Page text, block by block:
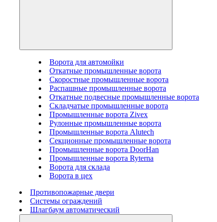
Ворота для автомойки
Откатные промышленные ворота
Скоростные промышленные ворота
Распашные промышленные ворота
Откатные подвесные промышленные ворота
Складчатые промышленные ворота
Промышленные ворота Zivex
Рулонные промышленные ворота
Промышленные ворота Alutech
Секционные промышленные ворота
Промышленные ворота DoorHan
Промышленные ворота Ryterna
Ворота для склада
Ворота в цех
Противопожарные двери
Системы ограждений
Шлагбаум автоматический